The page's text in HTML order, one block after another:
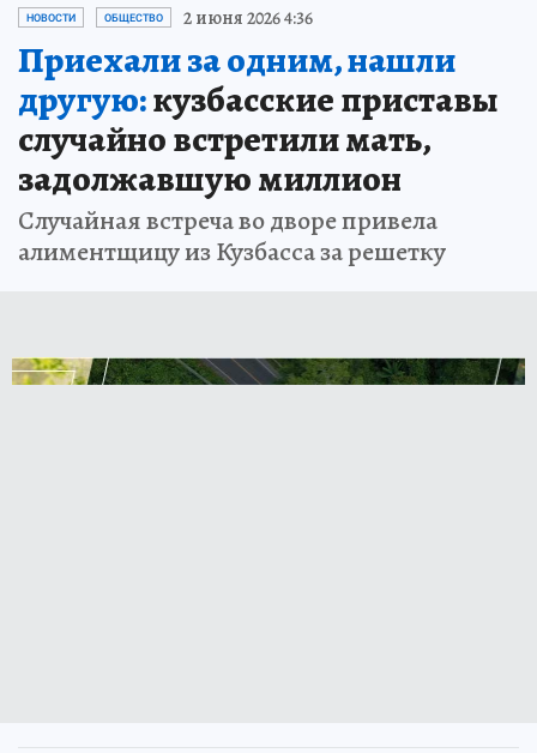
НОВОСТИ ОБЩЕСТВО 2 июня 2026 4:36
Приехали за одним, нашли
другую:кузбасские приставы
случайно встретили мать,
задолжавшую миллион
Случайная встреча во дворе привела
алиментщицу из Кузбасса за решетку